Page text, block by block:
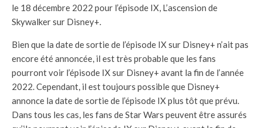
le 18 décembre 2022 pour l’épisode IX, L’ascension de
Skywalker sur Disney+.
Bien que la date de sortie de l’épisode IX sur Disney+ n’ait pas
encore été annoncée, il est très probable que les fans
pourront voir l’épisode IX sur Disney+ avant la fin de l’année
2022. Cependant, il est toujours possible que Disney+
annonce la date de sortie de l’épisode IX plus tôt que prévu.
Dans tous les cas, les fans de Star Wars peuvent être assurés